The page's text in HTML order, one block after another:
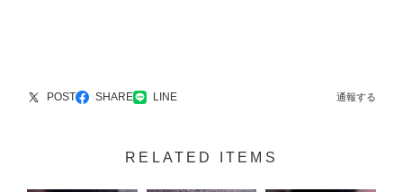
POST SHARE LINE 通報する
RELATED ITEMS